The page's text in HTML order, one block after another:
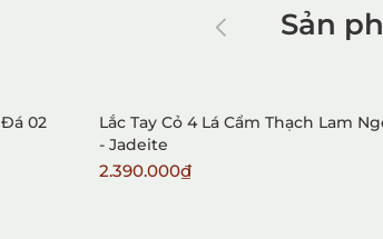
Sản
02
Lắc Tay Cỏ 4 Lá Cẩm Thạch Lam
- Jadeite
2.390.000₫